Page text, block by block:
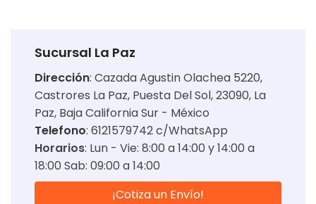
Sucursal La Paz
Dirección: Cazada Agustin Olachea 5220,
Castrores La Paz, Puesta Del Sol, 23090, La
Paz, Baja California Sur - México
Telefono: 6121579742 c/WhatsApp
Horarios: Lun - Vie: 8:00 a 14:00 y 14:00 a
18:00 Sab: 09:00 a 14:00
¡Cotiza un Envío!